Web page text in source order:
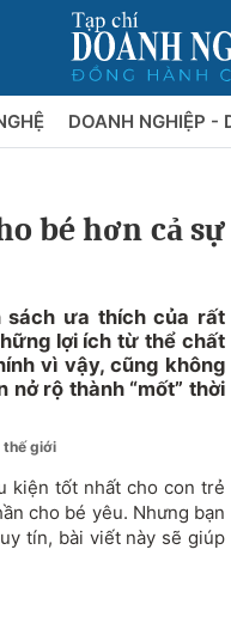
DOANH NGHIỆP -
bé hơn cả sự
sách ưa thích của rất
lợi ích từ thể chất
vì vậy, cũng không
nở rộ thành “mốt” thời
thế giới
kiện tốt nhất cho con trẻ
cho bé yêu. Nhưng bạn
tín, bài viết này sẽ giúp